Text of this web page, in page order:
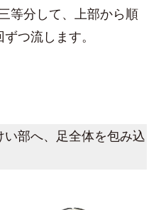
等分して、上部から順
つ流します。
部へ、足全体を包み込